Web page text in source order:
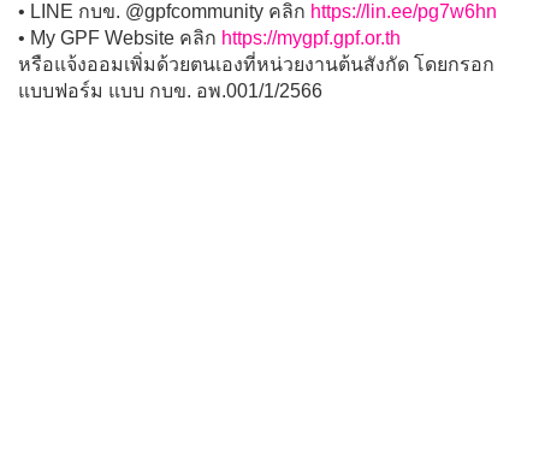
• LINE กบข. @gpfcommunity คลิก https://lin.ee/pg7w6hn
• My GPF Website คลิก https://mygpf.gpf.or.th
หรือแจ้งออมเพิ่มด้วยตนเองที่หน่วยงานต้นสังกัด โดยกรอก
แบบฟอร์ม แบบ กบข. อพ.001/1/2566